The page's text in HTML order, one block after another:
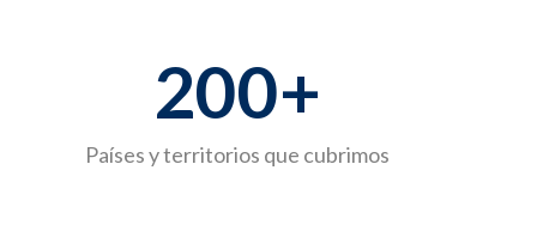
200+
Países y territorios que cubrimos